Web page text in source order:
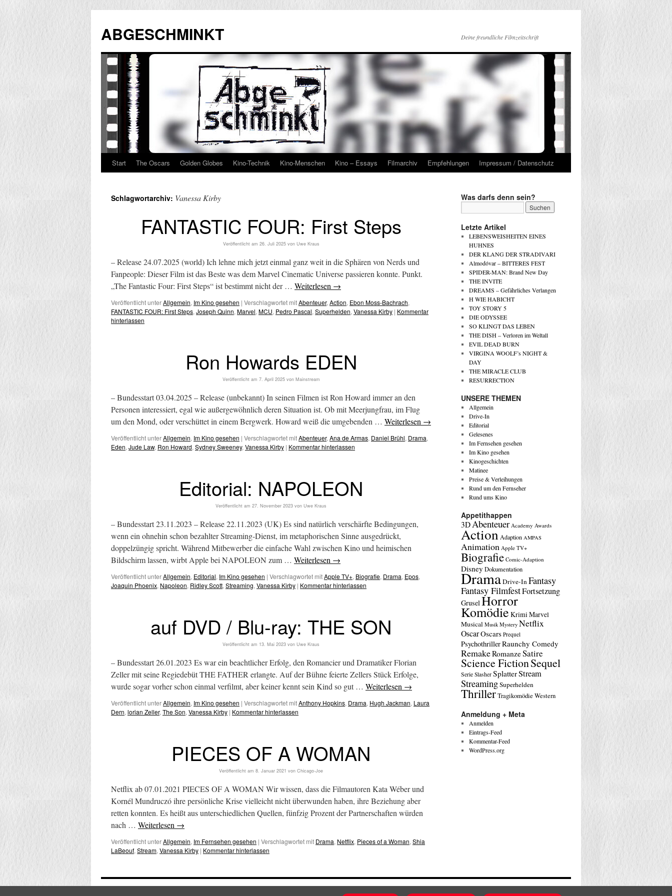
springen
ABGESCHMINKT Deine freundliche Filmzeitschrift
Start The Oscars Golden Globes Kino-Technik Kino-Menschen Kino – Essays Filmarchiv Empfehlungen Impressum / Datenschutz
Schlagwortarchiv: Vanessa Kirby
FANTASTIC FOUR: First Steps
Veröffentlicht am 26. Juli 2025 von Uwe Kraus
– Release 24.07.2025 (world) Ich lehne mich jetzt einmal ganz weit in die Sphären von Nerds und
Fanpeople: Dieser Film ist das Beste was dem Marvel Cinematic Universe passieren konnte. Punkt.
„The Fantastic Four: First Steps“ ist bestimmt nicht der … Weiterlesen →
Veröffentlicht unterAllgemein, Im Kino gesehen | Verschlagwortet mitAbenteuer, Action, Ebon Moss-Bachrach,
FANTASTIC FOUR: First Steps, Joseph Quinn, Marvel, MCU, Pedro Pascal, Superhelden, Vanessa Kirby | Kommentar
hinterlassen
Ron Howards EDEN
Veröffentlicht am 7. April 2025 von Mainstream
– Bundesstart 03.04.2025 – Release (unbekannt) In seinen Filmen ist Ron Howard immer an den
Personen interessiert, egal wie außergewöhnlich deren Situation ist. Ob mit Meerjungfrau, im Flug
um den Mond, oder verschüttet in einem Bergwerk. Howard weiß die umgebenden … Weiterlesen →
Veröffentlicht unterAllgemein, Im Kino gesehen | Verschlagwortet mitAbenteuer, Ana de Armas, Daniel Brühl, Drama,
Eden, Jude Law, Ron Howard, Sydney Sweeney, Vanessa Kirby | Kommentar hinterlassen
Editorial: NAPOLEON
Veröffentlicht am 27. November 2023 von Uwe Kraus
– Bundesstart 23.11.2023 – Release 22.11.2023 (UK) Es sind natürlich verschärfte Bedingungen,
wenn ein ohnehin schon bezahlter Streaming-Dienst, im metaphorischen Sinne ausgedrückt,
doppelzüngig spricht. Während Mitbewerber die einfache Wahl zwischen Kino und heimischen
Bildschirm lassen, wirbt Apple bei NAPOLEON zum … Weiterlesen →
Veröffentlicht unterAllgemein, Editorial, Im Kino gesehen | Verschlagwortet mitApple TV+, Biografie, Drama, Epos,
Joaquin Phoenix, Napoleon, Ridley Scott, Streaming, Vanessa Kirby | Kommentar hinterlassen
auf DVD / Blu-ray: THE SON
Veröffentlicht am 13. Mai 2023 von Uwe Kraus
– Bundesstart 26.01.2023 Es war ein beachtlicher Erfolg, den Romancier und Dramatiker Florian
Zeller mit seine Regiedebüt THE FATHER erlangte. Auf der Bühne feierte Zellers Stück Erfolge,
wurde sogar vorher schon einmal verfilmt, aber keiner kennt sein Kind so gut … Weiterlesen →
Veröffentlicht unterAllgemein, Im Kino gesehen | Verschlagwortet mitAnthony Hopkins, Drama, Hugh Jackman, Laura
Dern, lorian Zeller, The Son, Vanessa Kirby | Kommentar hinterlassen
PIECES OF A WOMAN
Veröffentlicht am 8. Januar 2021 von Chicago-Joe
Netflix ab 07.01.2021 PIECES OF A WOMAN Wir wissen, dass die Filmautoren Kata Wéber und
Kornél Mundruczó ihre persönliche Krise vielleicht nicht überwunden haben, ihre Beziehung aber
retten konnten. Es heißt aus unterschiedlichen Quellen, fünfzig Prozent der Partnerschaften würden
nach … Weiterlesen →
Veröffentlicht unterAllgemein, Im Fernsehen gesehen | Verschlagwortet mit Drama, Netflix, Pieces of a Woman, Shia
LaBeouf, Stream, Vanessa Kirby | Kommentar hinterlassen
Was darfs denn sein?
Letzte Artikel
LEBENSWEISHEITEN EINES
HUHNES
DER KLANG DER STRADIVARI
Almodóvar – BITTERES FEST
SPIDER-MAN: Brand New Day
THE INVITE
DREAMS – Gefährliches Verlangen
H WIE HABICHT
TOY STORY 5
DIE ODYSSEE
SO KLINGT DAS LEBEN
THE DISH – Verloren im Weltall
EVIL DEAD BURN
VIRGINA WOOLF’s NIGHT &
DAY
THE MIRACLE CLUB
RESURRECTION
UNSERE THEMEN
Allgemein
Drive-In
Editorial
Gelesenes
Im Fernsehen gesehen
Im Kino gesehen
Kinogeschichten
Matinee
Preise & Verleihungen
Rund um den Fernseher
Rund ums Kino
Appetithappen
3DAbenteuer Academy Awards
Action Adaption AMPAS
Animation Apple TV+
Biografie Comic-Adaption
Disney Dokumentation
DramaDrive-InFantasy
Fantasy FilmfestFortsetzung
GruselHorror
Komödie KrimiMarvel
Musical Musik Mystery Netflix
OscarOscars Prequel
PsychothrillerRaunchy Comedy
RemakeRomanzeSatire
Science FictionSequel
Serie Slasher SplatterStream
StreamingSuperhelden
ThrillerTragikomödieWestern
Anmeldung + Meta
Anmelden
Eintrags-Feed
Kommentar-Feed
WordPress.org
Stolz präsentiert von WordPress.